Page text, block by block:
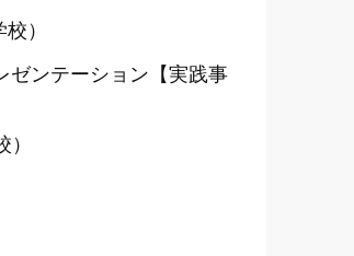
）
ゼンテーション【実践事